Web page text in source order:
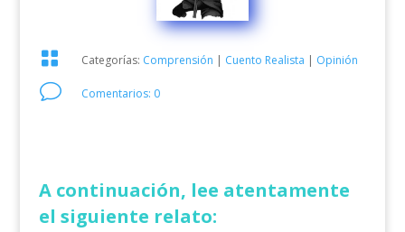
 Categorías: Comprensión | Cuento Realista | Opinión
v Comentarios: 0
A continuación, lee atentamente
el siguiente relato: